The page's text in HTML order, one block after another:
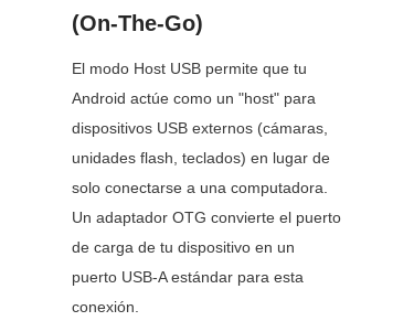
(On-The-Go)
El modo Host USB permite que tu
Android actúe como un "host" para
dispositivos USB externos (cámaras,
unidades flash, teclados) en lugar de
solo conectarse a una computadora.
Un adaptador OTG convierte el puerto
de carga de tu dispositivo en un
puerto USB-A estándar para esta
conexión.